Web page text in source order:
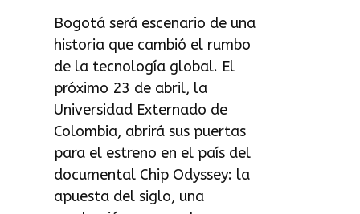
Bogotá será escenario de una
historia que cambió el rumbo
de la tecnología global. El
próximo 23 de abril, la
Universidad Externado de
Colombia, abrirá sus puertas
para el estreno en el país del
documental Chip Odyssey: la
apuesta del siglo, una